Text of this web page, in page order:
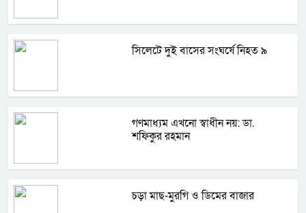
সিলেটে দুই বাসের সংঘর্ষে নিহত ৯
গণমাধ্যম এখনো স্বাধীন নয়: ডা.
শফিকুর রহমান
চড়া মাছ-মুরগি ও ডিমের বাজার